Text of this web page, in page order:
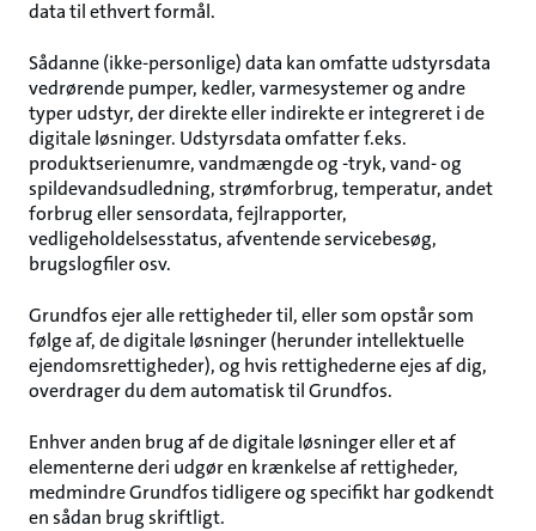
data til ethvert formål.
Sådanne (ikke-personlige) data kan omfatte udstyrsdata
vedrørende pumper, kedler, varmesystemer og andre
typer udstyr, der direkte eller indirekte er integreret i de
digitale løsninger. Udstyrsdata omfatter f.eks.
produktserienumre, vandmængde og -tryk, vand- og
spildevandsudledning, strømforbrug, temperatur, andet
forbrug eller sensordata, fejlrapporter,
vedligeholdelsesstatus, afventende servicebesøg,
brugslogfiler osv.
Grundfos ejer alle rettigheder til, eller som opstår som
følge af, de digitale løsninger (herunder intellektuelle
ejendomsrettigheder), og hvis rettighederne ejes af dig,
overdrager du dem automatisk til Grundfos.
Enhver anden brug af de digitale løsninger eller et af
elementerne deri udgør en krænkelse af rettigheder,
medmindre Grundfos tidligere og specifikt har godkendt
en sådan brug skriftligt.